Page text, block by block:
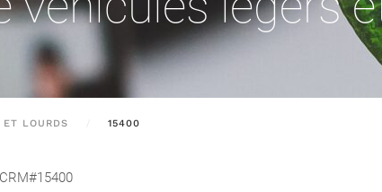
LOURDS 15400
CRM#15400